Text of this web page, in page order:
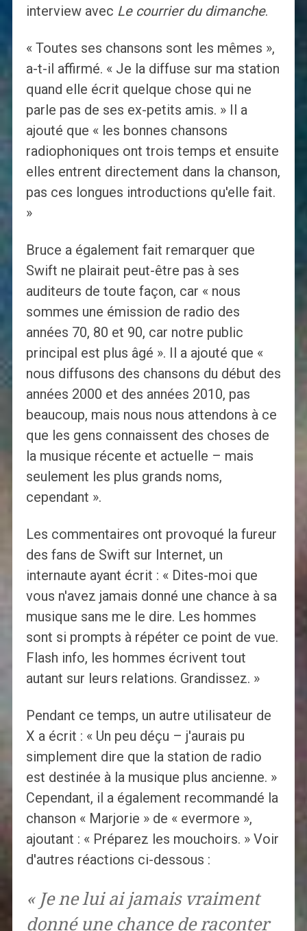
interview avec Le courrier du dimanche.
« Toutes ses chansons sont les mêmes »,
a-t-il affirmé. « Je la diffuse sur ma station
quand elle écrit quelque chose qui ne
parle pas de ses ex-petits amis. » Il a
ajouté que « les bonnes chansons
radiophoniques ont trois temps et ensuite
elles entrent directement dans la chanson,
pas ces longues introductions qu'elle fait.
»
Bruce a également fait remarquer que
Swift ne plairait peut-être pas à ses
auditeurs de toute façon, car « nous
sommes une émission de radio des
années 70, 80 et 90, car notre public
principal est plus âgé ». Il a ajouté que «
nous diffusons des chansons du début des
années 2000 et des années 2010, pas
beaucoup, mais nous nous attendons à ce
que les gens connaissent des choses de
la musique récente et actuelle – mais
seulement les plus grands noms,
cependant ».
Les commentaires ont provoqué la fureur
des fans de Swift sur Internet, un
internaute ayant écrit : « Dites-moi que
vous n'avez jamais donné une chance à sa
musique sans me le dire. Les hommes
sont si prompts à répéter ce point de vue.
Flash info, les hommes écrivent tout
autant sur leurs relations. Grandissez. »
Pendant ce temps, un autre utilisateur de
X a écrit : « Un peu déçu – j'aurais pu
simplement dire que la station de radio
est destinée à la musique plus ancienne. »
Cependant, il a également recommandé la
chanson « Marjorie » de « evermore »,
ajoutant : « Préparez les mouchoirs. » Voir
d'autres réactions ci-dessous :
« Je ne lui ai jamais vraiment
donné une chance de raconter